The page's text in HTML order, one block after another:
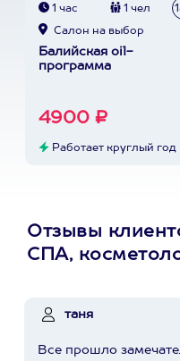
1 час 1 чел
Cалон на выбор
Балийская oil-
программа
4900 ₽
Работает круглый год
Отзывы
СПА,
таня
Все прошло